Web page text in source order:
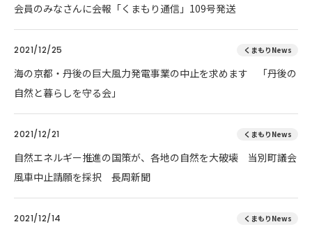
会員のみなさんに会報「くまもり通信」109号発送
2021/12/25 くまもりNews
海の京都・丹後の巨大風力発電事業の中止を求めます 「丹後の
自然と暮らしを守る会」
2021/12/21 くまもりNews
自然エネルギー推進の国策が、各地の自然を大破壊 当別町議会
風車中止請願を採択 長周新聞
2021/12/14 くまもりNews